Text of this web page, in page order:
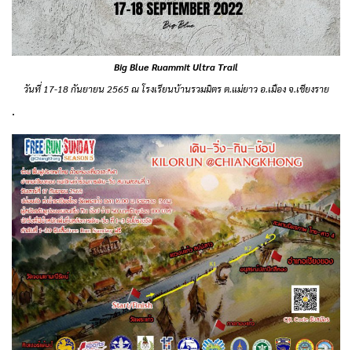
Big Blue Ruammit Ultra Trail
วันที่ 17-18 กันยายน 2565 ณ โรงเรียนบ้านรวมมิตร ต.แม่ยาว อ.เมือง จ.เชียงราย
.